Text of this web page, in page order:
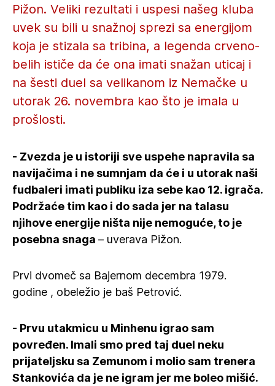
Pižon. Veliki rezultati i uspesi našeg kluba
uvek su bili u snažnoj sprezi sa energijom
koja je stizala sa tribina, a legenda crveno-
belih ističe da će ona imati snažan uticaj i
na šesti duel sa velikanom iz Nemačke u
utorak 26. novembra kao što je imala u
prošlosti.
- Zvezda je u istoriji sve uspehe napravila sa
navijačima i ne sumnjam da će i u utorak naši
fudbaleri imati publiku iza sebe kao 12. igrača.
Podržaće tim kao i do sada jer na talasu
njihove energije ništa nije nemoguće, to je
posebna snaga – uverava Pižon.
Prvi dvomeč sa Bajernom decembra 1979.
godine , obeležio je baš Petrović.
- Prvu utakmicu u Minhenu igrao sam
povređen. Imali smo pred taj duel neku
prijateljsku sa Zemunom i molio sam trenera
Stankovića da je ne igram jer me boleo mišić.